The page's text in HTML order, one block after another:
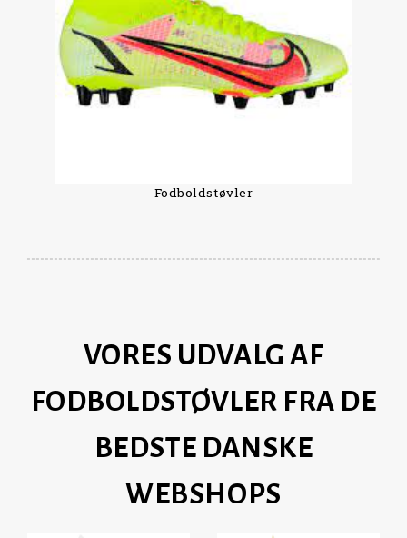
Fodboldstøvler
VORES UDVALG AF
FODBOLDSTØVLER FRA DE
BEDSTE DANSKE
WEBSHOPS